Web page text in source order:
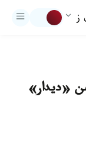
ز
«ديدار»